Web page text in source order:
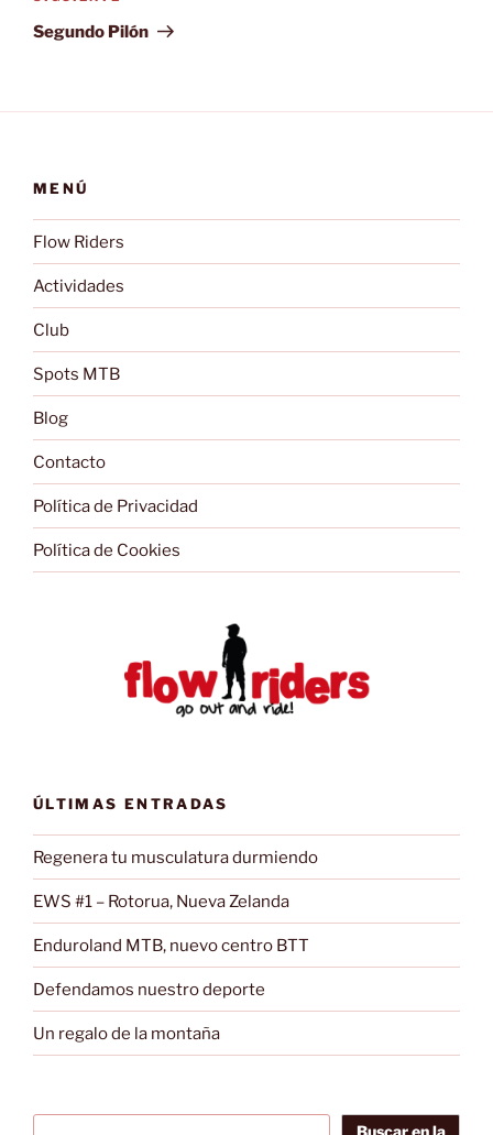
entrada
Segundo Pilón
MENÚ
Flow Riders
Actividades
Club
Spots MTB
Blog
Contacto
Política de Privacidad
Política de Cookies
ÚLTIMAS ENTRADAS
Regenera tu musculatura durmiendo
EWS #1 – Rotorua, Nueva Zelanda
Enduroland MTB, nuevo centro BTT
Defendamos nuestro deporte
Un regalo de la montaña